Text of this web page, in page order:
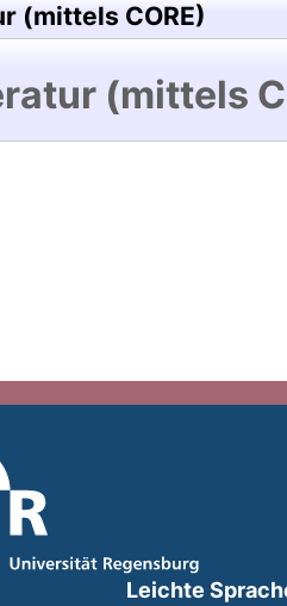
(mittels CORE)
(mittels
Leichte